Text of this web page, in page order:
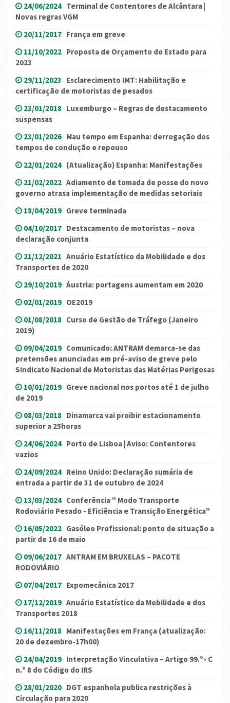
24/06/2024 Terminal de Contentores de Alcântara |
Novas regras VGM
20/11/2017 França em greve
11/10/2022 Proposta de Orçamento do Estado para
2023
29/11/2023 Esclarecimento IMT: Habilitação e
certificação de motoristas de pesados
23/01/2018 Luxemburgo – Regras de destacamento
suspensas
23/01/2026 Mau tempo em Espanha: derrogação dos
tempos de condução e repouso
22/01/2024 (Atualização) Espanha: Manifestações
21/02/2022 Adiamento de tomada de posse do novo
governo atrasa implementação de medidas setoriais
18/04/2019 Greve terminada
04/10/2017 Destacamento de motoristas – nova
declaração conjunta
21/12/2021 Anuário Estatístico da Mobilidade e dos
Transportes de 2020
29/10/2019 Áustria: portagens aumentam em 2020
02/01/2019 OE2019
01/08/2018 Curso de Gestão de Tráfego (Janeiro
2019)
09/04/2019 Comunicado: ANTRAM demarca-se das
pretensões anunciadas em pré-aviso de greve pelo
Sindicato Nacional de Motoristas das Matérias Perigosas
10/01/2019 Greve nacional nos portos até 1 de julho
de 2019
08/03/2018 Dinamarca vai proibir estacionamento
superior a 25horas
24/06/2024 Porto de Lisboa | Aviso: Contentores
vazios
24/09/2024 Reino Unido: Declaração sumária de
entrada a partir de 31 de outubro de 2024
13/03/2024 Conferência " Modo Transporte
Rodoviário Pesado - Eficiência e Transição Energética"
16/05/2022 Gasóleo Profissional: ponto de situação a
partir de 16 de maio
09/06/2017 ANTRAM EM BRUXELAS – PACOTE
RODOVIÁRIO
07/04/2017 Expomecânica 2017
17/12/2019 Anuário Estatístico da Mobilidade e dos
Transportes 2018
16/11/2018 Manifestações em França (atualização:
20 de dezembro-17h00)
24/04/2019 Interpretação Vinculativa – Artigo 99.º- C
n.º 8 do Código do IRS
28/01/2020 DGT espanhola publica restrições à
Circulação para 2020